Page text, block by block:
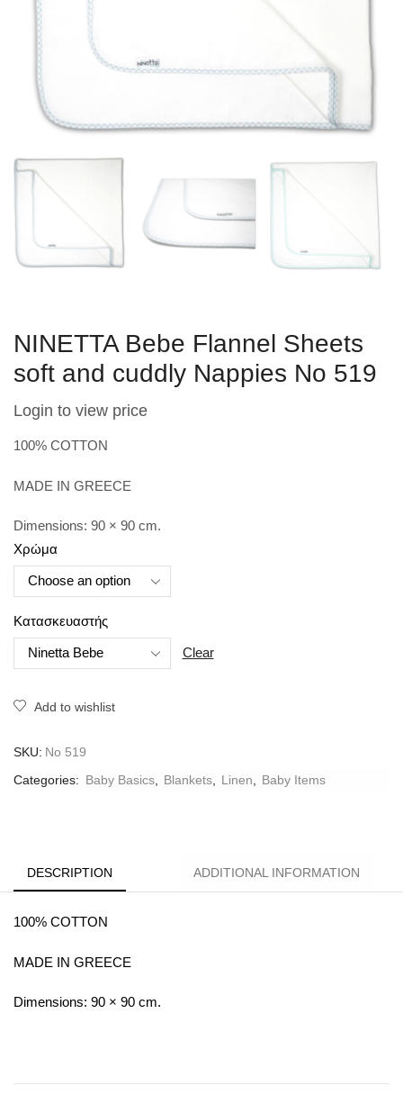
NINETTA Bebe Flannel Sheets
soft and cuddly Nappies No 519
Login to view price
100% COTTON
MADE IN GREECE
Dimensions: 90 × 90 cm.
Χρώμα
Κατασκευαστής
Clear
Add to wishlist
SKU: No 519
Categories: Baby Basics, Blankets, Linen, Βaby Ιtems
DESCRIPTION ADDITIONAL INFORMATION
100% COTTON
MADE IN GREECE
Dimensions: 90 × 90 cm.